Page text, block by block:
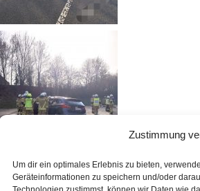
Zustimmung
Um dir ein optimales Erlebnis zu bieten,
Geräteinformationen zu speichern und/oder